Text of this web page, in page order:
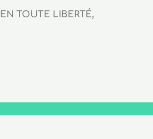
TOUTE LIBERTÉ,